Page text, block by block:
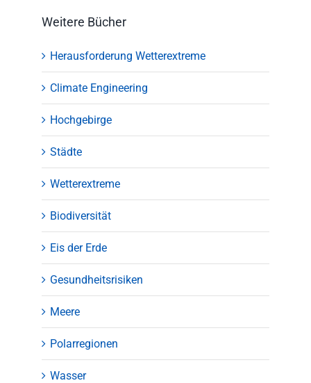
Weitere Bücher
Herausforderung Wetterextreme
Climate Engineering
Hochgebirge
Städte
Wetterextreme
Biodiversität
Eis der Erde
Gesundheitsrisiken
Meere
Polarregionen
Wasser